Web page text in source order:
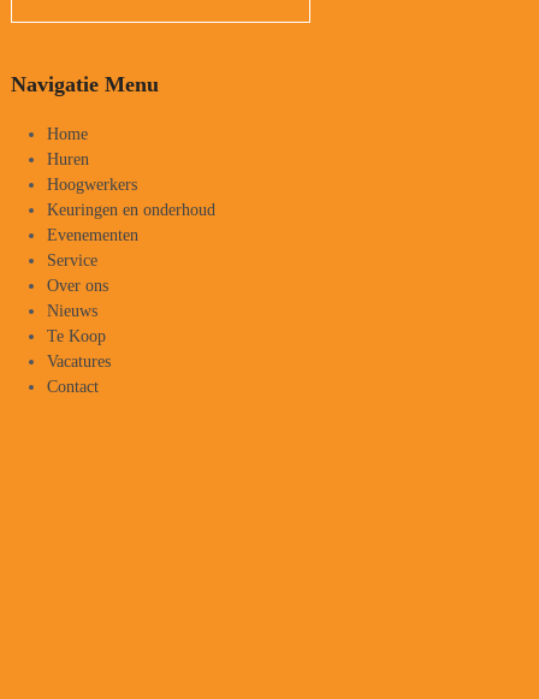
Navigatie Menu
Home
Huren
Hoogwerkers
Keuringen en onderhoud
Evenementen
Service
Over ons
Nieuws
Te Koop
Vacatures
Contact